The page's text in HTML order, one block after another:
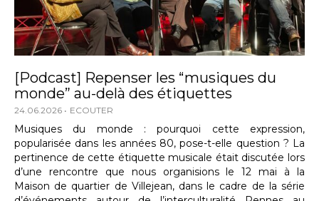
[Podcast] Repenser les “musiques du
monde” au-delà des étiquettes
24.06.2026 ECOUTER
Musiques du monde : pourquoi cette expression,
popularisée dans les années 80, pose-t-elle question ? La
pertinence de cette étiquette musicale était discutée lors
d’une rencontre que nous organisions le 12 mai à la
Maison de quartier de Villejean, dans le cadre de la série